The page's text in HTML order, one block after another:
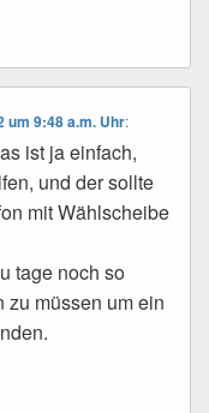
um 9:48 a.m. Uhr:
ist ja einfach,
und der sollte
mit Wählscheibe
tage noch so
zu müssen um ein